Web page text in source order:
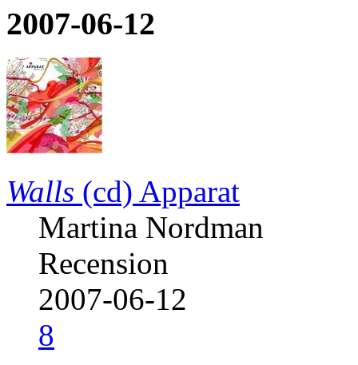
2007-06-12
Walls (cd) Apparat
Martina Nordman
Recension
2007-06-12
8